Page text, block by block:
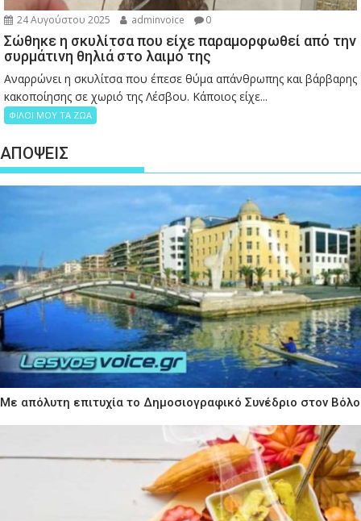
24 Αυγούστου 2025 adminvoice 0
Σώθηκε η σκυλίτσα που είχε παραμορφωθεί από την
συρμάτινη θηλιά στο λαιμό της
Αναρρώνει η σκυλίτσα που έπεσε θύμα απάνθρωπης και βάρβαρης
κακοποίησης σε χωριό της Λέσβου. Κάποιος είχε...
ΦΙΛΟΙ ΜΟΥ ΤΑ ΖΩΑ
ΑΠΟΨΕΙΣ
Με απόλυτη επιτυχία το Δημοσιογραφικό Συνέδριο στον Βόλο